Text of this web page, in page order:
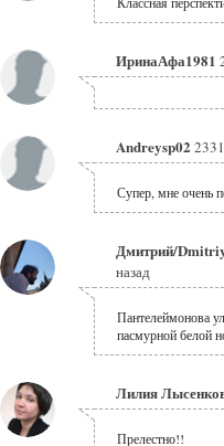
ИринаАфа1981
Andreysp02
Супер, мне очень
Дмитрий/
назад
Пантелеймонова
пасмурной белой
Лилия
Прелестно!!